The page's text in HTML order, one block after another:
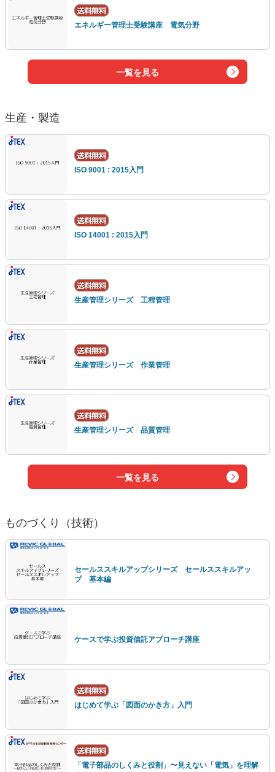
エネルギー管理士受験講座 電気分野
一覧を見る
生産・製造
ISO 9001 : 2015入門
ISO 14001 : 2015入門
生産管理シリーズ 工程管理
生産管理シリーズ 作業管理
生産管理シリーズ 品質管理
一覧を見る
ものづくり（技術）
セールススキルアップシリーズ セールススキルアッ
プ 基本編
ケースで学ぶ投資信託アプローチ講座
はじめて学ぶ「図面のかき方」入門
「電子部品のしくみと役割」〜見えない「電気」を理解